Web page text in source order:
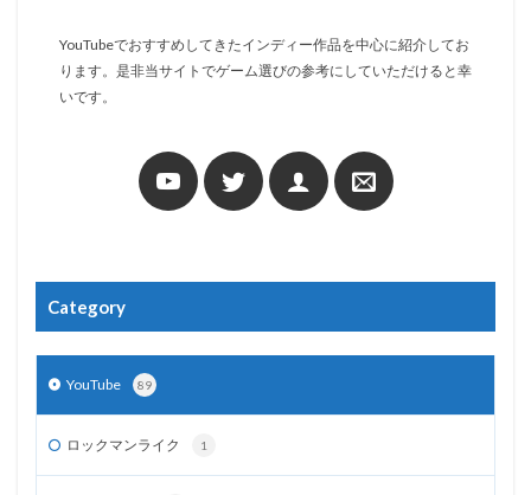
YouTubeでおすすめしてきたインディー作品を中心に紹介してお
ります。是非当サイトでゲーム選びの参考にしていただけると幸
いです。
Category
YouTube 89
ロックマンライク 1